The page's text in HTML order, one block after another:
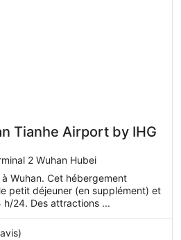
Tianhe Airport by IHG
2 Wuhan Hubei
Wuhan. Cet hébergement
petit déjeuner (en supplément) et
24. Des attractions ...